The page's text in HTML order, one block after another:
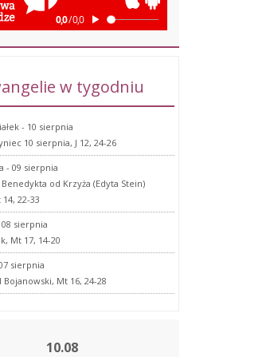
w tygodniu
- 10 sierpnia
10 sierpnia, J 12, 24-26
- 09 sierpnia
od Krzyża (Edyta Stein)
22-33
sierpnia
Mt 17, 14-20
sierpnia
Bojanowski, Mt 16, 24-28
10.08